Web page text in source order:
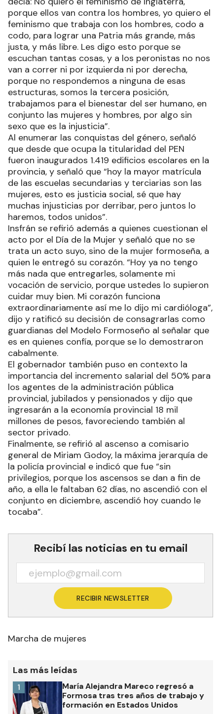
Además, evocó a Eva Perón y sostuvo: “Evita
decía: No quiero el feminismo de Inglaterra,
porque ellos van contra los hombres, yo quiero el
feminismo que trabaja con los hombres, codo a
codo, para lograr una Patria más grande, más
justa, y más libre. Les digo esto porque se
escuchan tantas cosas, y a los peronistas no nos
van a correr ni por izquierda ni por derecha,
porque no respondemos a ninguna de esas
estructuras, somos la tercera posición,
trabajamos para el bienestar del ser humano, en
conjunto las mujeres y hombres, por algo sin
sexo que es la injusticia”.
Al enumerar las conquistas del género, señaló
que desde que ocupa la titularidad del PEN
fueron inaugurados 1.419 edificios escolares en la
provincia, y señaló que “hoy la mayor matrícula
de las escuelas secundarias y terciarias son las
mujeres, esto es justicia social, sé que hay
muchas injusticias por derribar, pero juntos lo
haremos, todos unidos”.
Insfrán se refirió además a quienes cuestionan el
acto por el Día de la Mujer y señaló que no se
trata un acto suyo, sino de la mujer formoseña, a
quien le entregó su corazón. “Hoy ya no tengo
más nada que entregarles, solamente mi
vocación de servicio, porque ustedes lo supieron
cuidar muy bien. Mi corazón funciona
extraordinariamente así me lo dijo mi cardióloga”,
dijo y ratificó su decisión de consagrarlas como
guardianas del Modelo Formoseño al señalar que
es en quienes confía, porque se lo demostraron
cabalmente.
El gobernador también puso en contexto la
importancia del incremento salarial del 50% para
los agentes de la administración pública
provincial, jubilados y pensionados y dijo que
ingresarán a la economía provincial 18 mil
millones de pesos, favoreciendo también al
sector privado.
Finalmente, se refirió al ascenso a comisario
general de Miriam Godoy, la máxima jerarquía de
la policía provincial e indicó que fue “sin
privilegios, porque los ascensos se dan a fin de
año, a ella le faltaban 62 días, no ascendió con el
tocaba”.
Recibí las noticias en tu email
RECIBIR NEWSLETTER
Las más leídas
María Alejandra Mareco regresó a
1